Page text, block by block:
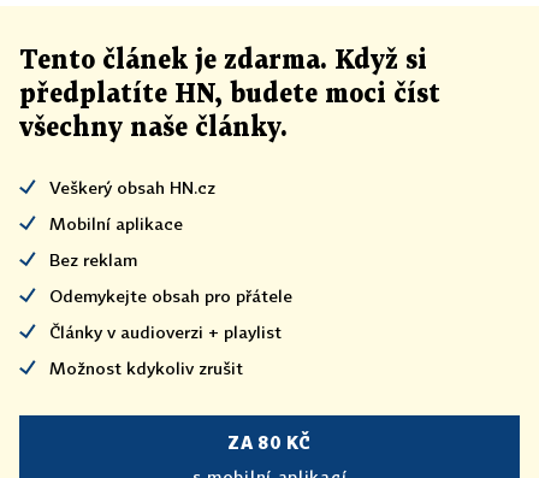
Tento článek je zdarma. Když si
předplatíte HN, budete moci číst
všechny naše články.
Veškerý obsah HN.cz
Mobilní aplikace
Bez reklam
Odemykejte obsah pro přátele
Články v audioverzi + playlist
Možnost kdykoliv zrušit
ZA 80 KČ